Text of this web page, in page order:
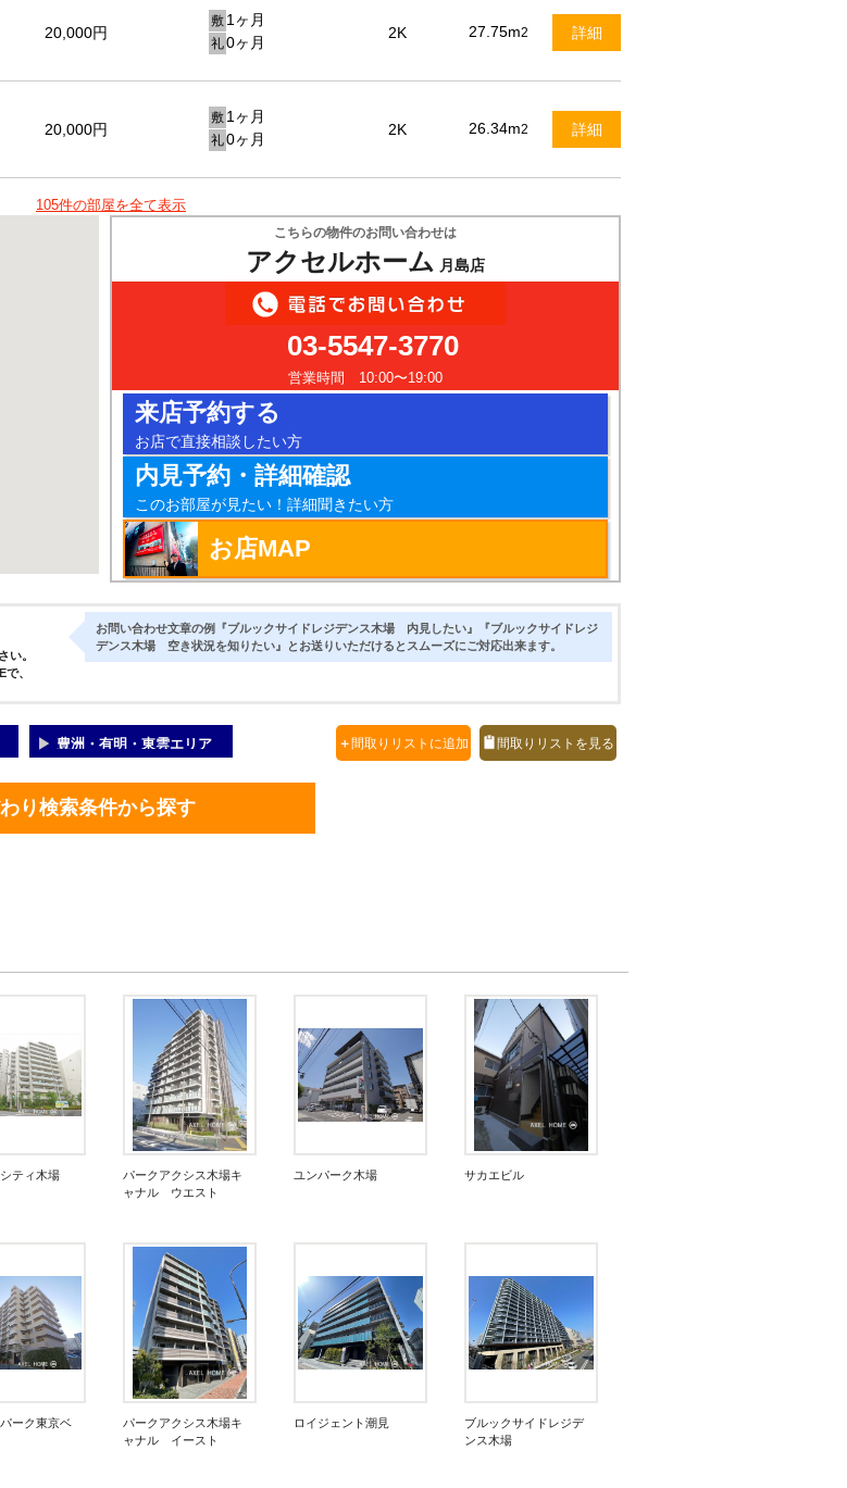
20,000円
敷 1ヶ月
礼 0ヶ月
2K 27.75m2 詳細
20,000円
敷 1ヶ月
礼 0ヶ月
2K 26.34m2 詳細
105件の部屋を全て表示
こちらの物件のお問い合わせは
アクセルホーム 月島店
03-5547-3770
営業時間 10:00〜19:00
来店予約する
お店で直接相談したい方
内見予約・詳細確認
このお部屋が見たい！詳細聞きたい方
お店MAP
い。
、
お問い合わせ文章の例『ブルックサイドレジデンス木場 内見したい』『ブルックサイドレジ
デンス木場 空き状況を知りたい』とお送りいただけるとスムーズにご対応出来ます。
豊洲・有明・東雲エリア ＋間取りリストに追加 間取りリストを見る
り検索条件から探す
ティ木場
パークアクシス木場キ
ャナル ウエスト
ユンパーク木場 サカエビル
ーク東京ベ
パークアクシス木場キ
ャナル イースト
ロイジェント潮見
ブルックサイドレジデ
ンス木場